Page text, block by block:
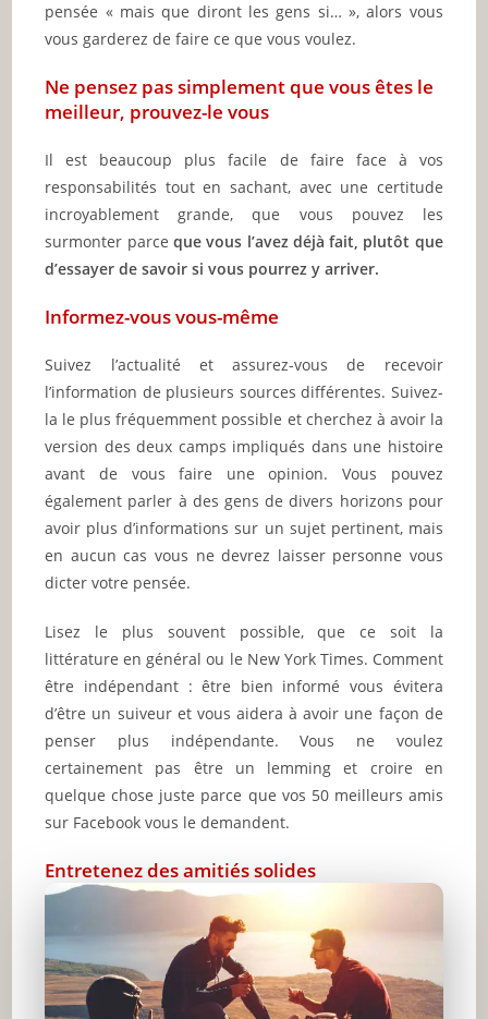
pensée « mais que diront les gens si… », alors vous
vous garderez de faire ce que vous voulez.
Ne pensez pas simplement que vous êtes le
meilleur, prouvez-le vous
Il est beaucoup plus facile de faire face à vos
responsabilités tout en sachant, avec une certitude
incroyablement grande, que vous pouvez les
surmonter parce que vous l’avez déjà fait, plutôt que
d’essayer de savoir si vous pourrez y arriver.
Informez-vous vous-même
Suivez l’actualité et assurez-vous de recevoir
l’information de plusieurs sources différentes. Suivez-
la le plus fréquemment possible et cherchez à avoir la
version des deux camps impliqués dans une histoire
avant de vous faire une opinion. Vous pouvez
également parler à des gens de divers horizons pour
avoir plus d’informations sur un sujet pertinent, mais
en aucun cas vous ne devrez laisser personne vous
dicter votre pensée.
Lisez le plus souvent possible, que ce soit la
littérature en général ou le New York Times. Comment
être indépendant : être bien informé vous évitera
d’être un suiveur et vous aidera à avoir une façon de
penser plus indépendante. Vous ne voulez
certainement pas être un lemming et croire en
quelque chose juste parce que vos 50 meilleurs amis
sur Facebook vous le demandent.
Entretenez des amitiés solides